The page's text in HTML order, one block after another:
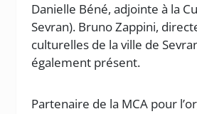
Danielle Béné, adjointe à la
Sevran). Bruno Zappini,
culturelles de la ville de
également présent.
Partenaire de la MCA pour